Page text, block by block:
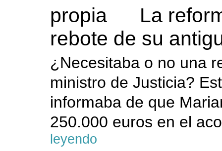
La
rebote de su
¿Necesitaba o no una
ministro de Justicia?
informaba de que
250.000 euros en el
leyendo